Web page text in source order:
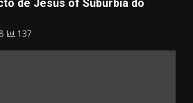
de Jesus of Suburbia do
8 137